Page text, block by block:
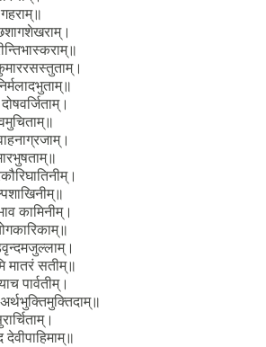
कामिनीम्।
मातरं सतीम्॥
पार्वतीम्।